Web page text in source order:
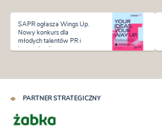
SAPR ogłasza Wings Up.
Nowy konkurs dla
młodych talentów PR i
komunikacji
PARTNER STRATEGICZNY